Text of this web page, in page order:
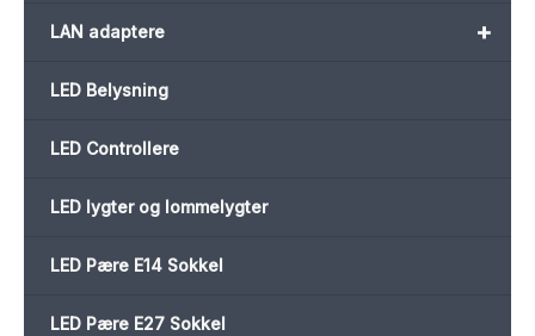
+
LAN adaptere
LED Belysning
LED Controllere
LED lygter og lommelygter
LED Pære E14 Sokkel
LED Pære E27 Sokkel